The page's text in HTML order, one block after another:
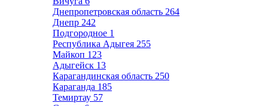
Днепропетровская область 264
Днепр 242
Подгородное 1
Республика Адыгея 255
Майкоп 123
Адыгейск 13
Карагандинская область 250
Караганда 185
Темиртау 57